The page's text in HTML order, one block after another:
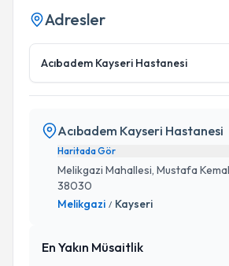
Adresler
Acıbadem Kayseri Hastanesi
Acıbadem Kayseri Hastanesi
Haritada Gör
Melikgazi Mahallesi, Mustafa Kemal
38030
Melikgazi / Kayseri
En Yakın Müsaitlik